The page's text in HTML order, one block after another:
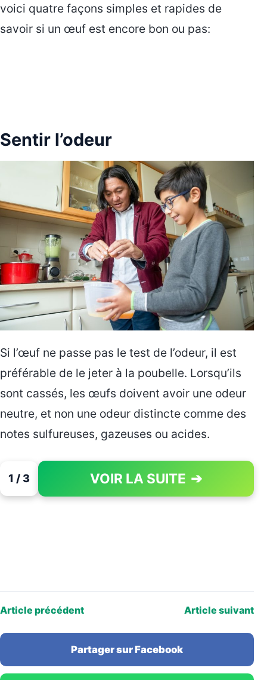
voici quatre façons simples et rapides de
savoir si un œuf est encore bon ou pas:
Sentir l’odeur
Si l’œuf ne passe pas le test de l’odeur, il est
préférable de le jeter à la poubelle. Lorsqu’ils
sont cassés, les œufs doivent avoir une odeur
neutre, et non une odeur distincte comme des
notes sulfureuses, gazeuses ou acides.
1 / 3 VOIR LA SUITE ➔
PAGE 1 OF 3
Article précédent Article suivant
Partager sur Facebook